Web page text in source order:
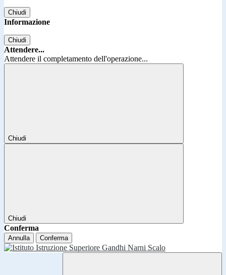
Chiudi
Informazione
Chiudi
Attendere...
Attendere il completamento dell'operazione...
Chiudi
Chiudi
Conferma
Annulla Conferma